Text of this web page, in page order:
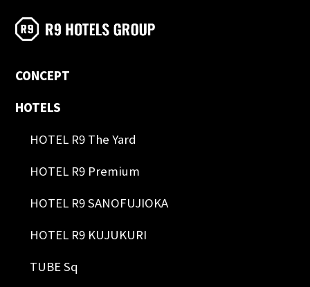
CONCEPT
HOTELS
HOTEL R9 The Yard
HOTEL R9 Premium
HOTEL R9 SANOFUJIOKA
HOTEL R9 KUJUKURI
TUBE Sq